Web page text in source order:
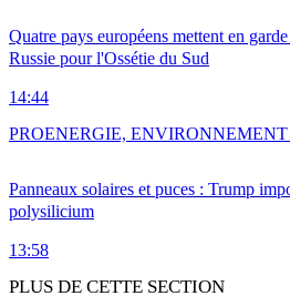
Quatre pays européens mettent en
Russie pour l'Ossétie du Sud
14:44
Panneaux solaires et puces : Trump
polysilicium
13:58
PROENERGIE,
PLUS DE CETTE SECTION